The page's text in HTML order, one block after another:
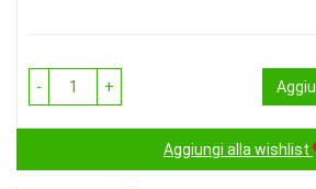
- +
Aggiungi alla wishlist